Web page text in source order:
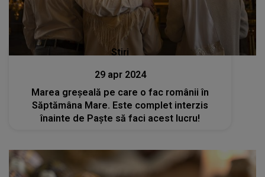
Stiri
29 apr 2024
Marea greșeală pe care o fac românii în
Săptămâna Mare. Este complet interzis
înainte de Paște să faci acest lucru!